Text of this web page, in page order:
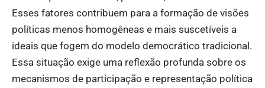
Esses fatores contribuem para a formação de visões
políticas menos homogêneas e mais suscetíveis a
ideais que fogem do modelo democrático tradicional.
Essa situação exige uma reflexão profunda sobre os
mecanismos de participação e representação política